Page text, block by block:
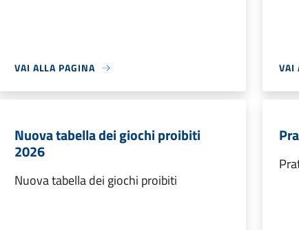
VAI ALLA PAGINA VAI
Nuova tabella dei giochi proibiti
2026
Nuova tabella dei giochi proibiti